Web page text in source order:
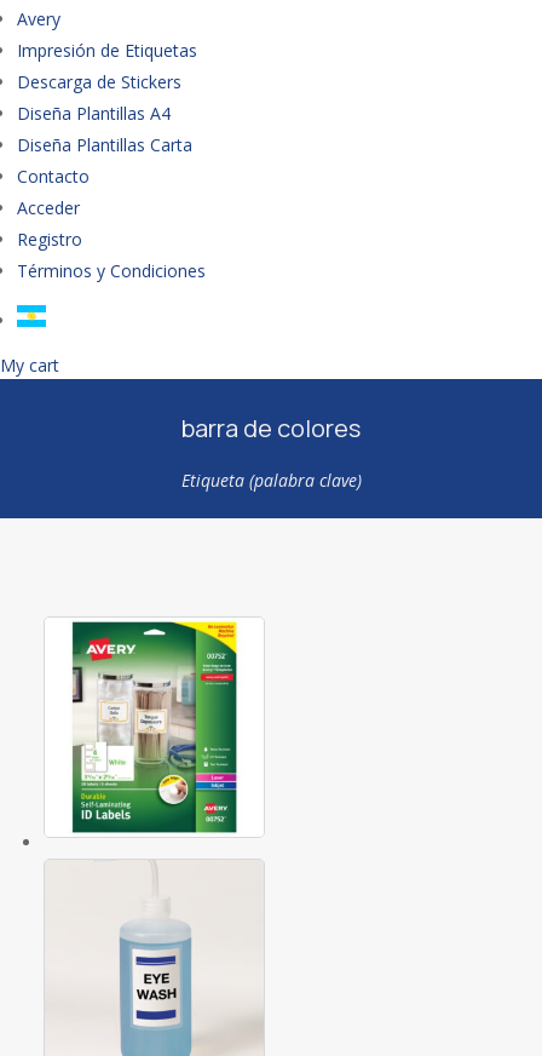
Avery
Impresión de Etiquetas
Descarga de Stickers
Diseña Plantillas A4
Diseña Plantillas Carta
Contacto
Acceder
Registro
Términos y Condiciones
My cart
barra de colores
Etiqueta (palabra clave)